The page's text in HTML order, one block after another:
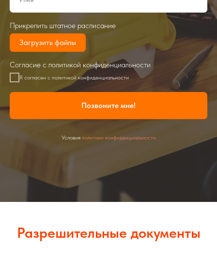
Прикрепить штатное расписание
Загрузить файлы
Согласие с политикой конфиденциальности
Я согласен с политикой конфиденциальности
Позвоните мне!
Условия политики конфиденциальности
Разрешительные документы